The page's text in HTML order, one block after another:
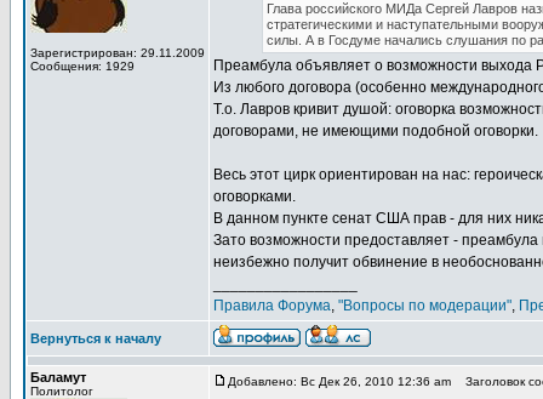
Зарегистрирован: 29.11.2009
Сообщения: 1929
Глава российского МИДа Сергей Лавров
стратегическими и наступательными
силы. А в Госдуме начались слушания по
Преамбула объявляет о возможности выхода
Из любого договора (особенно
Т.о. Лавров кривит душой: оговорка
договорами, не имеющими подобной оговорки.
Весь этот цирк ориентирован на нас:
оговорками.
В данном пункте сенат США прав - для них
Зато возможности предоставляет -
неизбежно получит обвинение в
Правила Форума, "Вопросы по модерации",
Вернуться к началу
Баламут
Политолог
Добавлено: Вс Дек 26, 2010 12:36 am Заголовок